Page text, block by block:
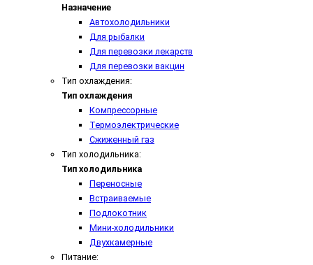
Назначение
Автохолодильники
Для рыбалки
Для перевозки лекарств
Для перевозки вакцин
Тип охлаждения:
Тип охлаждения
Компрессорные
Термоэлектрические
Сжиженный газ
Тип холодильника:
Тип холодильника
Переносные
Встраиваемые
Подлокотник
Мини-холодильники
Двухкамерные
Питание: